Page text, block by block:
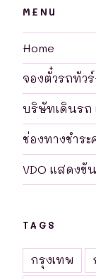
MENU
Home
จองตั๋วรถทัว
บริษัทเดินรถ
ช่องทางชำระ
VDO แสดงขั
TAGS
กรุงเทพ